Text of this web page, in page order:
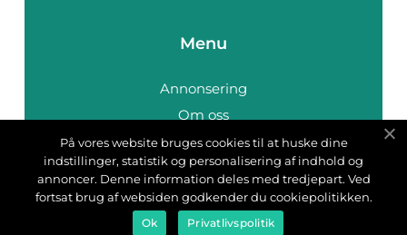
Menu
Annonsering
Om oss
Cookies
Kontakta oss
Sitemap
På vores website bruges cookies til at huske dine
indstillinger, statistik og personalisering af indhold og
annoncer. Denne information deles med tredjepart. Ved
fortsat brug af websiden godkender du cookiepolitikken.
Ok Privatlivspolitik